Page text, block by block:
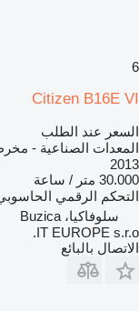
6
Citizen B16E VI
السعر عند الطلب
المعدات الصناعية -
2013
30.000 متر / ساعة
التحكم الرقمي
سلوفاكيا، Buzica
IT EUROPE s.r.o.
الاتصال بالبائع